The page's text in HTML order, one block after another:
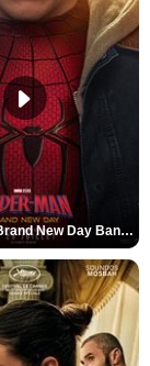
Spider-Man: Brand New Day Bande-annonce VO STFR